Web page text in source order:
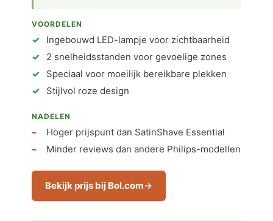
VOORDELEN
Ingebouwd LED-lampje voor zichtbaarheid
2 snelheidsstanden voor gevoelige zones
Speciaal voor moeilijk bereikbare plekken
Stijlvol roze design
NADELEN
Hoger prijspunt dan SatinShave Essential
Minder reviews dan andere Philips-modellen
Bekijk prijs bij Bol.com